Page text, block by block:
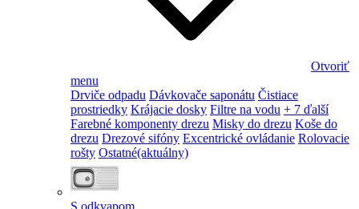
Otvoriť
menu
Drviče odpadu Dávkovače saponátu Čistiace
prostriedky Krájacie dosky Filtre na vodu + 7 ďalší
Farebné komponenty drezu Misky do drezu Koše do
drezu Drezové sifóny Excentrické ovládanie Rolovacie
rošty Ostatné(aktuálny)
S odkvapom